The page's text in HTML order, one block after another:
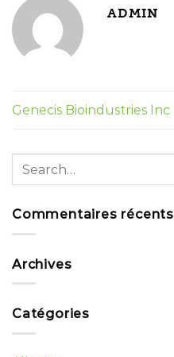
ADMIN
Genecis Bioindustries Inc
Commentaires récents
Archives
Catégories